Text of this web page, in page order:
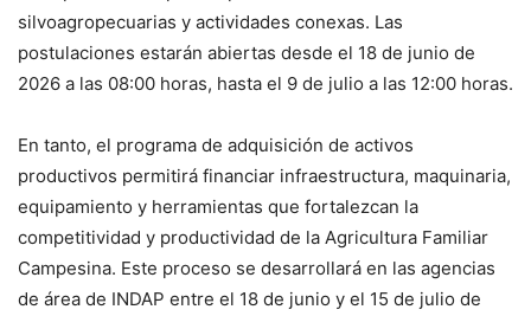
silvoagropecuarias y actividades conexas. Las
postulaciones estarán abiertas desde el 18 de junio de
2026 a las 08:00 horas, hasta el 9 de julio a las 12:00 horas.
En tanto, el programa de adquisición de activos
productivos permitirá financiar infraestructura, maquinaria,
equipamiento y herramientas que fortalezcan la
competitividad y productividad de la Agricultura Familiar
Campesina. Este proceso se desarrollará en las agencias
de área de INDAP entre el 18 de junio y el 15 de julio de